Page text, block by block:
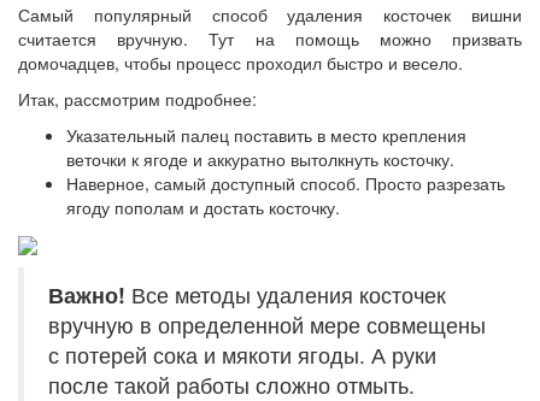
Самый популярный способ удаления косточек вишни
считается вручную. Тут на помощь можно призвать
домочадцев, чтобы процесс проходил быстро и весело.
Итак, рассмотрим подробнее:
Указательный палец поставить в место крепления
веточки к ягоде и аккуратно вытолкнуть косточку.
Наверное, самый доступный способ. Просто разрезать
ягоду пополам и достать косточку.
Важно! Все методы удаления косточек
вручную в определенной мере совмещены
с потерей сока и мякоти ягоды. А руки
после такой работы сложно отмыть.